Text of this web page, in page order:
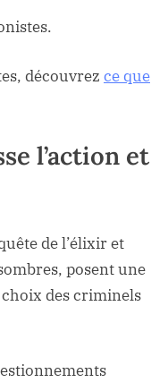
découvrez ce que
l’action et
de l’élixir et
posent une
des criminels